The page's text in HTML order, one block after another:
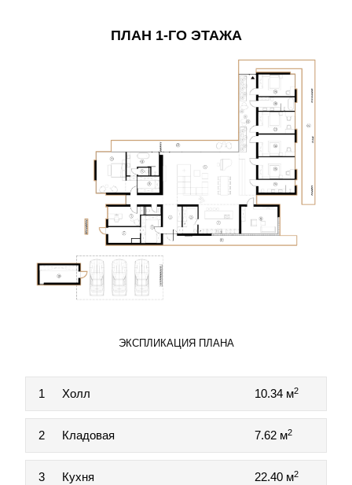
ПЛАН 1-ГО ЭТАЖА
ЭКСПЛИКАЦИЯ ПЛАНА
1 Холл 10.34 м2
2 Кладовая 7.62 м2
3 Кухня 22.40 м2